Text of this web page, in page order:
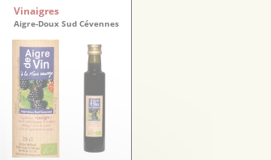
Vinaigres
Aigre-Doux Sud Cévennes